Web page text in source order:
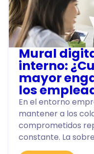
Mural
interno:
mayor
los
En el entorno
mantener a los
comprometidos
constante. La